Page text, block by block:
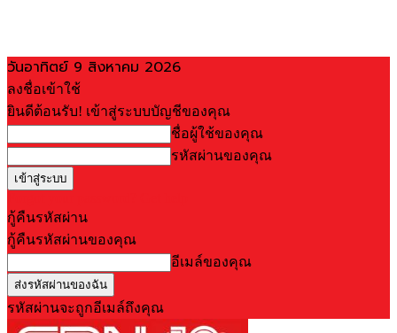
วันอาทิตย์ 9 สิงหาคม 2026
ลงชื่อเข้าใช้
ยินดีต้อนรับ! เข้าสู่ระบบบัญชีของคุณ
ชื่อผู้ใช้ของคุณ
รหัสผ่านของคุณ
กู้คืนรหัสผ่าน
กู้คืนรหัสผ่านของคุณ
อีเมล์ของคุณ
รหัสผ่านจะถูกอีเมล์ถึงคุณ